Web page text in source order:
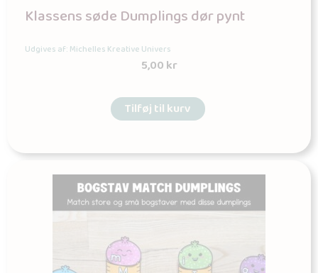
Klassens søde Dumplings dør pynt
Udgives af: Michelles Kreative Univers
5,00kr
Tilføj til kurv